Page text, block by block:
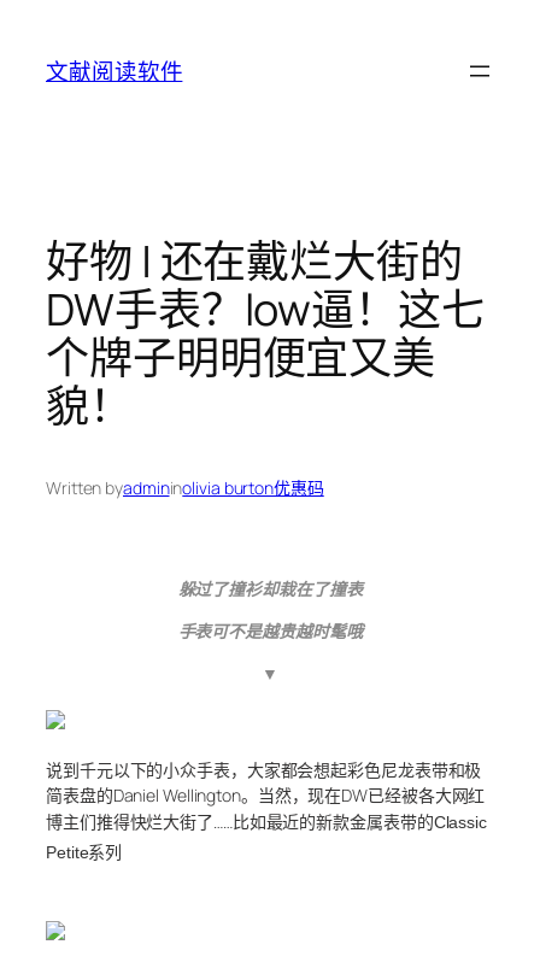
content
文献阅读软件
好物 | 还在戴烂大街的
DW手表？low逼！这七
个牌子明明便宜又美
貌！
Written byadmininolivia burton优惠码
躲过了撞衫却栽在了撞表
手表可不是越贵越时髦哦
▼
说到千元以下的小众手表，大家都会想起彩色尼龙表带和极
简表盘的Daniel Wellington。当然，现在DW已经被各大网红
博主们推得快烂大街了……比如最近的新款金属表带的Classic
Petite系列